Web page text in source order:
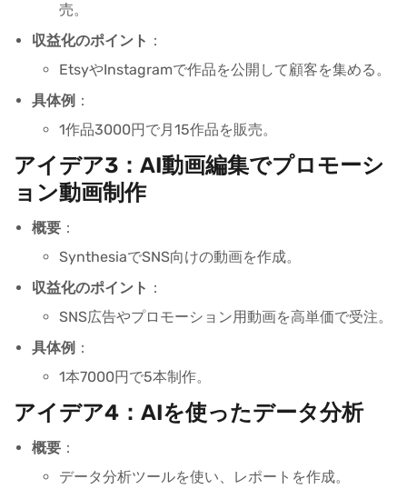
売。
収益化のポイント ：
EtsyやInstagramで作品を公開して顧客を集める。
具体例 ：
1作品3000円で月15作品を販売。
アイデア3：AI動画編集でプロモーシ
ョン動画制作
概要 ：
SynthesiaでSNS向けの動画を作成。
収益化のポイント ：
SNS広告やプロモーション用動画を高単価で受注。
具体例 ：
1本7000円で5本制作。
アイデア4：AIを使ったデータ分析
概要 ：
データ分析ツールを使い、レポートを作成。